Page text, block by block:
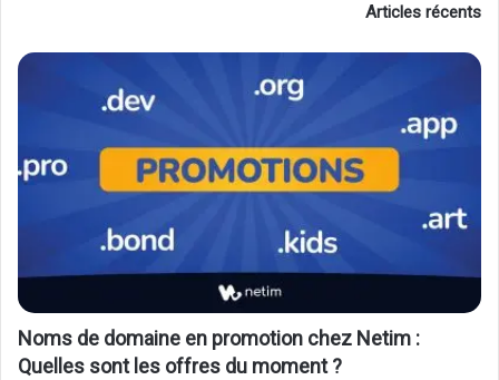
Articles récents
Noms de domaine en promotion chez Netim :
Quelles sont les offres du moment ?